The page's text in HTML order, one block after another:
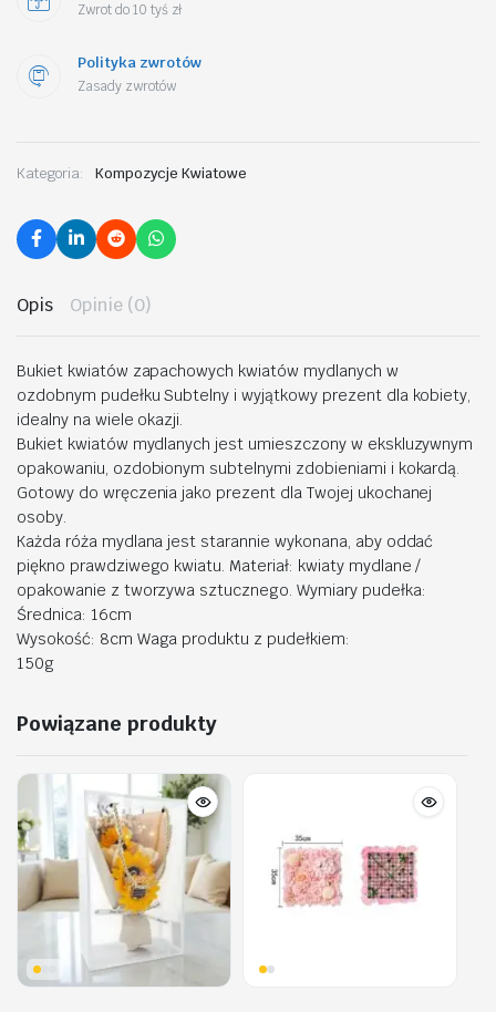
Zwrot do 10 tyś zł
Polityka zwrotów
Zasady zwrotów
Kategoria: Kompozycje Kwiatowe
Opis Opinie (0)
Bukiet kwiatów zapachowych kwiatów mydlanych w
ozdobnym pudełku Subtelny i wyjątkowy prezent dla kobiety,
idealny na wiele okazji.
Bukiet kwiatów mydlanych jest umieszczony w ekskluzywnym
opakowaniu, ozdobionym subtelnymi zdobieniami i kokardą.
Gotowy do wręczenia jako prezent dla Twojej ukochanej
osoby.
Każda róża mydlana jest starannie wykonana, aby oddać
piękno prawdziwego kwiatu. Materiał: kwiaty mydlane /
opakowanie z tworzywa sztucznego. Wymiary pudełka:
Średnica: 16cm
Wysokość: 8cm Waga produktu z pudełkiem:
150g
Powiązane produkty